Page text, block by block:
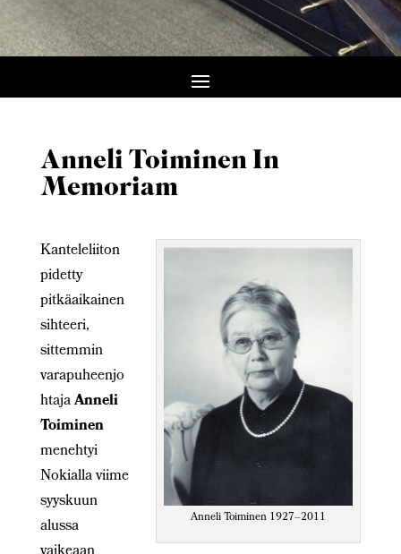
Anneli Toiminen In
Memoriam
Anneli Toiminen 1927–2011
Kanteleliiton
pidetty
pitkäaikainen
sihteeri,
sittemmin
varapuheenjo
htajaAnneli
Toiminen
menehtyi
Nokialla viime
syyskuun
alussa